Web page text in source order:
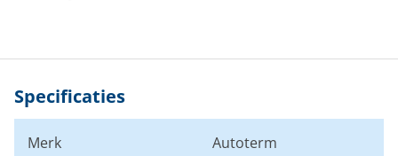
Specificaties
Merk Autoterm